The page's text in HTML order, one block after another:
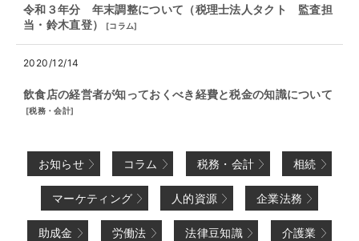
令和３年分 年末調整について（税理士法人タクト 監査担
当・鈴木直登）
[コラム]
2020/12/14
飲食店の経営者が知っておくべき経費と税金の知識について
[税務・会計]
お知らせ コラム 税務・会計 相続
マーケティング 人的資源 企業法務
助成金 労働法 法律豆知識 介護業